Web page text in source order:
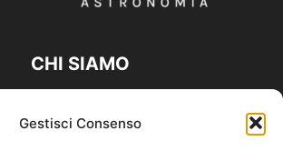
Gestisci Consenso
CHI SIAMO
coelumastro@coelum.com